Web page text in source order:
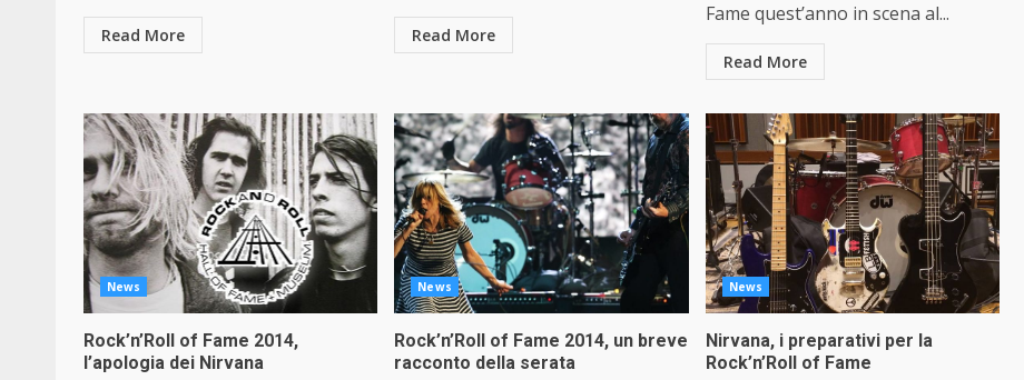
Read More Read More
Fame quest’anno in scena al...
Read More
News
Rock’n’Roll of Fame 2014,
l’apologia dei Nirvana
News
Rock’n’Roll of Fame 2014, un breve
racconto della serata
News
Nirvana, i preparativi per la
Rock’n’Roll of Fame